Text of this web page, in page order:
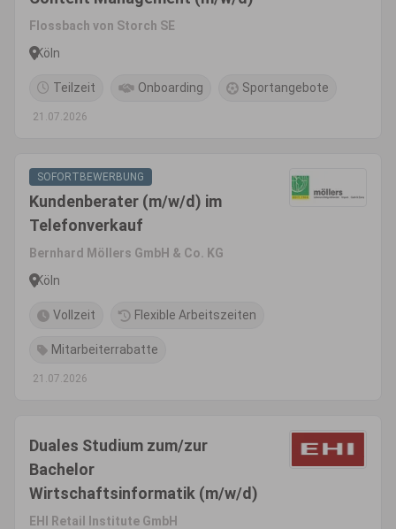
Flossbach von Storch SE
Köln
Teilzeit Onboarding Sportangebote
21.07.2026
SOFORTBEWERBUNG
Kundenberater (m/w/d) im
Telefonverkauf
Bernhard Möllers GmbH & Co. KG
Köln
Vollzeit Flexible Arbeitszeiten
Mitarbeiterrabatte
21.07.2026
Duales Studium zum/zur
Bachelor
Wirtschaftsinformatik (m/w/d)
EHI Retail Institute GmbH